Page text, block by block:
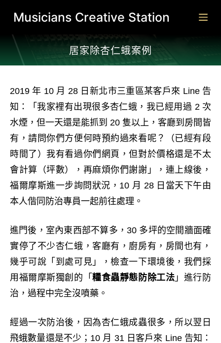
跳
主
要
內
Musicians Creative Station
居家除杏仁蛾案例​
2019 年 10 月 28 日新北市三重區某客戶來 Line 告
知：「我家裡有出現很多杏仁蛾，我已經用過 2 次
水煙，但一天還是能抓到 20 隻以上，客廳到房間皆
有，請問你們方便何時預約過來看呢？（已經有段
時間了）我有看過你們網頁，但對於價格還是不太
會計算（坪數），再麻煩你們謝謝」，連上線後，
福爾摩斯進一步詢問狀況，10 月 28 日當天下午由
本人偕同防治專員一起前往處理。
進門後，室內東西部不算多，30 多坪的空間牆面確
實停了不少杏仁蛾，客廳有，廚房有，房間也有，
幾乎可說「到處可見」，檢查一下環境後，我們採
用福爾摩斯獨創的「糧食蟲靜態防除工法 」進行防
治，過程中完全沒噴藥。
經過一次防治後，因為杏仁蛾成蟲很多，所以翌日
飛蛾數量還是不少；10 月 31 日客戶來 Line 告知：